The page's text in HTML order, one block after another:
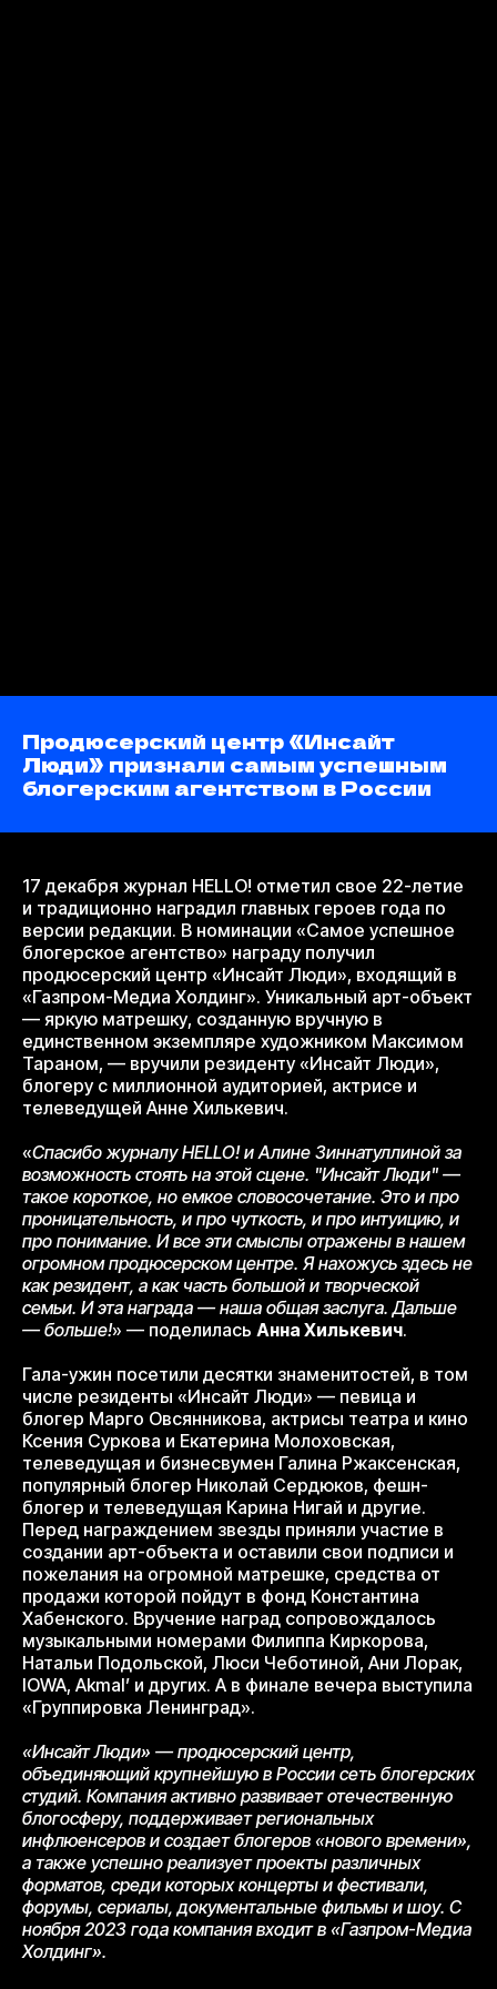
Продюсерский центр «Инсайт
Люди» признали самым успешным
блогерским агентством в России
17 декабря журнал HELLO! отметил свое 22-летие
и традиционно наградил главных героев года по
версии редакции. В номинации «Самое успешное
блогерское агентство» награду получил
продюсерский центр «Инсайт Люди», входящий в
«Газпром-Медиа Холдинг». Уникальный арт-объект
— яркую матрешку, созданную вручную в
единственном экземпляре художником Максимом
Тараном, — вручили резиденту «Инсайт Люди»,
блогеру с миллионной аудиторией, актрисе и
телеведущей Анне Хилькевич.
«Спасибо журналу HELLO! и Алине Зиннатуллиной за
возможность стоять на этой сцене. "Инсайт Люди" —
такое короткое, но емкое словосочетание. Это и про
проницательность, и про чуткость, и про интуицию, и
про понимание. И все эти смыслы отражены в нашем
огромном продюсерском центре. Я нахожусь здесь не
как резидент, а как часть большой и творческой
семьи. И эта награда — наша общая заслуга. Дальше
— больше!» — поделилась Анна Хилькевич.
Гала-ужин посетили десятки знаменитостей, в том
числе резиденты «Инсайт Люди» — певица и
блогер Марго Овсянникова, актрисы театра и кино
Ксения Суркова и Екатерина Молоховская,
телеведущая и бизнесвумен Галина Ржаксенская,
популярный блогер Николай Сердюков, фешн-
блогер и телеведущая Карина Нигай и другие.
Перед награждением звезды приняли участие в
создании арт-объекта и оставили свои подписи и
пожелания на огромной матрешке, средства от
продажи которой пойдут в фонд Константина
Хабенского. Вручение наград сопровождалось
музыкальными номерами Филиппа Киркорова,
Натальи Подольской, Люси Чеботиной, Ани Лорак,
IOWA, Akmal’ и других. А в финале вечера выступила
«Группировка Ленинград».
«Инсайт Люди» — продюсерский центр,
объединяющий крупнейшую в России сеть блогерских
студий. Компания активно развивает отечественную
блогосферу, поддерживает региональных
инфлюенсеров и создает блогеров «нового времени»,
а также успешно реализует проекты различных
форматов, среди которых концерты и фестивали,
форумы, сериалы, документальные фильмы и шоу. С
ноября 2023 года компания входит в «Газпром-Медиа
Холдинг».